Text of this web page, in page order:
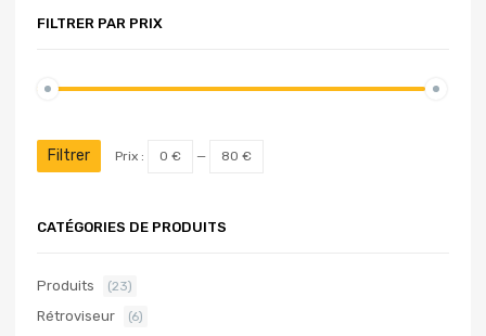
FILTRER PAR PRIX
Filtrer Prix : 0 € — 80 €
CATÉGORIES DE PRODUITS
Produits (23)
Rétroviseur (6)